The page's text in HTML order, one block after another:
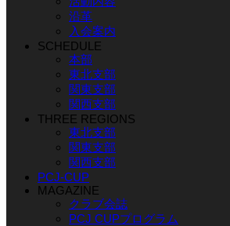
沿革
入会案内
SCHEDULE
本部
東北支部
関東支部
関西支部
THREE REGIONS
東北支部
関東支部
関西支部
PCJ-CUP
MAGAZINE
クラブ会誌
PCJ CUPプログラム